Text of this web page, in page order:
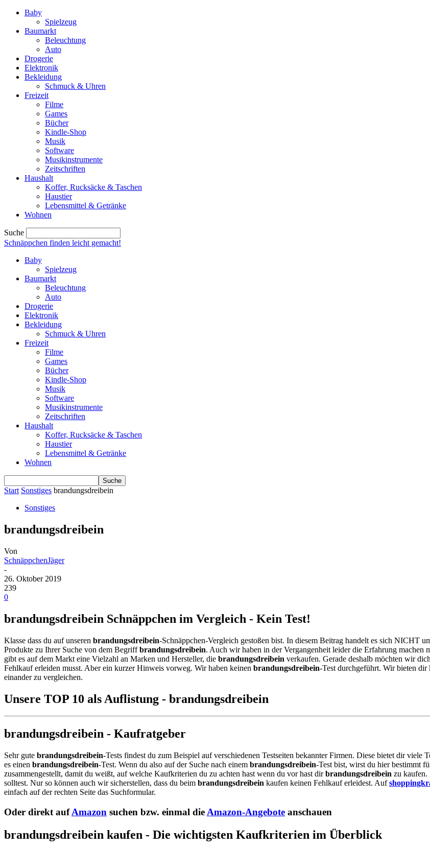
Baby
Spielzeug
Baumarkt
Beleuchtung
Auto
Drogerie
Elektronik
Bekleidung
Schmuck & Uhren
Freizeit
Filme
Games
Bücher
Kindle-Shop
Musik
Software
Musikinstrumente
Zeitschriften
Haushalt
Koffer, Rucksäcke & Taschen
Haustier
Lebensmittel & Getränke
Wohnen
Suche
Schnäppchen finden leicht gemacht!
Baby
Spielzeug
Baumarkt
Beleuchtung
Auto
Drogerie
Elektronik
Bekleidung
Schmuck & Uhren
Freizeit
Filme
Games
Bücher
Kindle-Shop
Musik
Software
Musikinstrumente
Zeitschriften
Haushalt
Koffer, Rucksäcke & Taschen
Haustier
Lebensmittel & Getränke
Wohnen
Start Sonstiges brandungsdreibein
Sonstiges
brandungsdreibein
Von
SchnäppchenJäger
-
26. Oktober 2019
239
0
brandungsdreibein Schnäppchen im Vergleich - Kein Test!
Klasse dass du auf unseren brandungsdreibein-Schnäppchen-Vergleich gestoßen bist. In diesem Beitrag handelt es sich NICHT
Produkte zu Ihrer Suche von dem Begriffbrandungsdreibein. Auch wir haben in der Vergangenheit leider die Erfahrung machen
gibt es auf dem Markt eine Vielzahl an Marken und Hersteller, die brandungsdreibein verkaufen. Gerade deshalb möchten wir
Fehlkauf erleiden musst. Aber ein kurzer Hinweis vorweg. Wir haben keinen brandungsdreibein-Test durchgeführt. Wir bieten
einander zu vergleichen.
Unsere TOP 10 als Auflistung - brandungsdreibein
brandungsdreibein - Kaufratgeber
Sehr gute brandungsdreibein-Tests findest du zum Beispiel auf verschiedenen Testseiten bekannter Firmen. Diese bietet dir
es einen brandungsdreibein-Test. Wenn du also auf der Suche nach einem brandungsdreibein-Test bist, wirst du hier bestimmt
zusammengestellt, damit du weißt, auf welche Kaufkriterien du zu achten hast wenn du vor hast dirbrandungsdreibein zu kaufen.
solltest. Nur so können auch wir sicherstellen, dass du beim brandungsdreibein kaufen keinen Fehlkauf erleidest. Auf
einfach auf der rechten Seite das Suchformular.
Oder direkt aufAmazon suchen bzw. einmal die Amazon-Angebote anschauen
brandungsdreibein kaufen - Die wichtigsten Kaufkriterien im Überblick